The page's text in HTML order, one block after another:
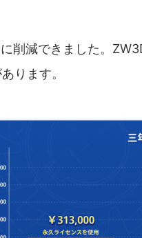
削減できました。
ります。